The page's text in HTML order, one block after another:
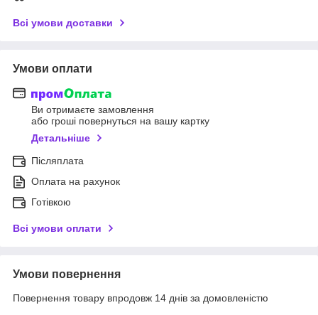
Всі умови доставки
Умови оплати
Ви отримаєте замовлення
або гроші повернуться на вашу картку
Детальніше
Післяплата
Оплата на рахунок
Готівкою
Всі умови оплати
Умови повернення
Повернення товару впродовж 14 днів за домовленістю